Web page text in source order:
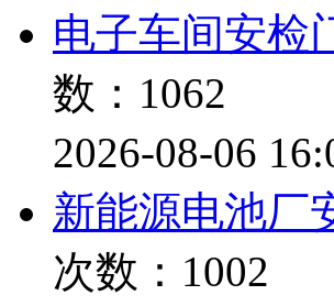
电子车间安检
数：1062
2026-08-06
新能源电池厂
次数：1002